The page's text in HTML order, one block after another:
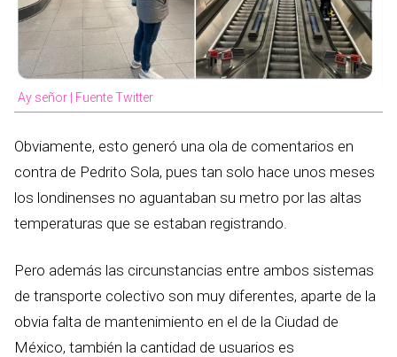
Ay señor | Fuente Twitter
Obviamente, esto generó una ola de comentarios en
contra de Pedrito Sola, pues tan solo hace unos meses
los londinenses no aguantaban su metro por las altas
temperaturas que se estaban registrando.
Pero además las circunstancias entre ambos sistemas
de transporte colectivo son muy diferentes, aparte de la
obvia falta de mantenimiento en el de la Ciudad de
México, también la cantidad de usuarios es